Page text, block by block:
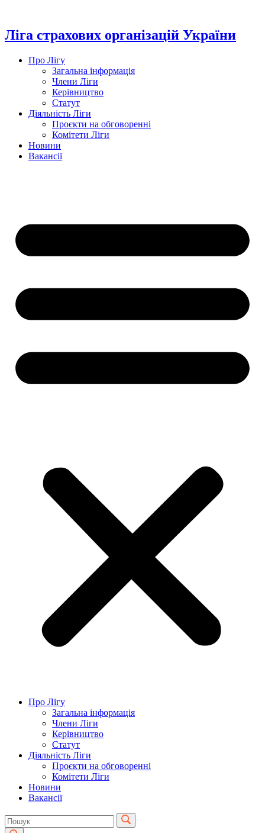
вмісту
Ліга страхових організацій України
Про Лігу
Загальна інформація
Члени Ліги
Керівництво
Статут
Діяльність Ліги
Проєкти на обговоренні
Комітети Ліги
Новини
Вакансії
Про Лігу
Загальна інформація
Члени Ліги
Керівництво
Статут
Діяльність Ліги
Проєкти на обговоренні
Комітети Ліги
Новини
Вакансії